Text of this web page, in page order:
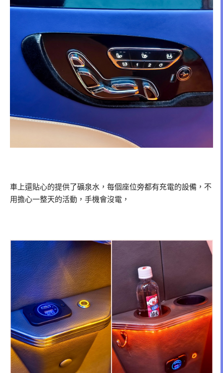
車上還貼心的提供了礦泉水，每個座位旁都有充電的設備，不
用擔心一整天的活動，手機會沒電，